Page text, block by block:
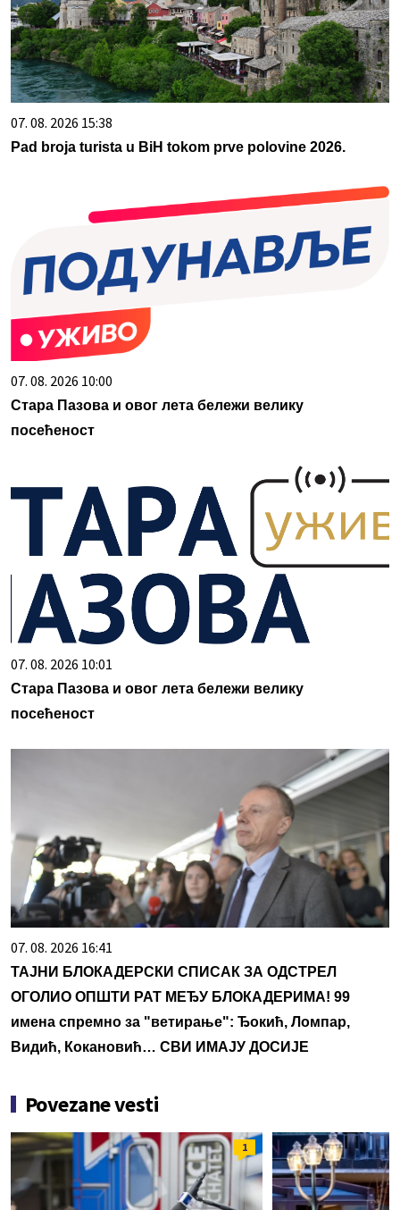
07. 08. 2026 15:38
Pad broja turista u BiH tokom prve polovine 2026.
07. 08. 2026 10:00
Стара Пазова и овог лета бележи велику
посећеност
07. 08. 2026 10:01
Стара Пазова и овог лета бележи велику
посећеност
07. 08. 2026 16:41
ТАЈНИ БЛОКАДЕРСКИ СПИСАК ЗА ОДСТРЕЛ
ОГОЛИО ОПШТИ РАТ МЕЂУ БЛОКАДЕРИМА! 99
имена спремно за "ветирање": Ђокић, Ломпар,
Видић, Кокановић… СВИ ИМАЈУ ДОСИЈЕ
Povezane vesti
1